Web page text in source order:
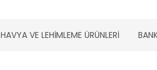
HAVYA VE LEHİMLEME ÜRÜNLERİ